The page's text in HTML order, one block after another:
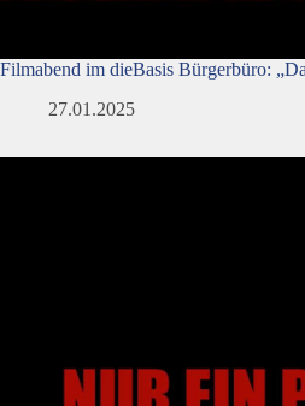
Filmabend im dieBasis Bürgerbüro:
27.01.2025